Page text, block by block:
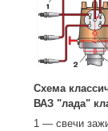
Схема
ВАЗ "лада"
1 — свечи